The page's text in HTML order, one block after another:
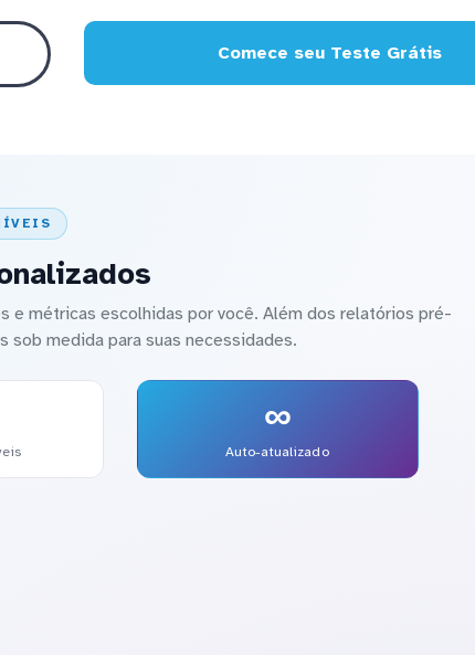
Comece seu Teste Grátis
e métricas escolhidas por você. Além dos relatórios pré-
sob medida para suas necessidades.
∞
Auto-atualizado